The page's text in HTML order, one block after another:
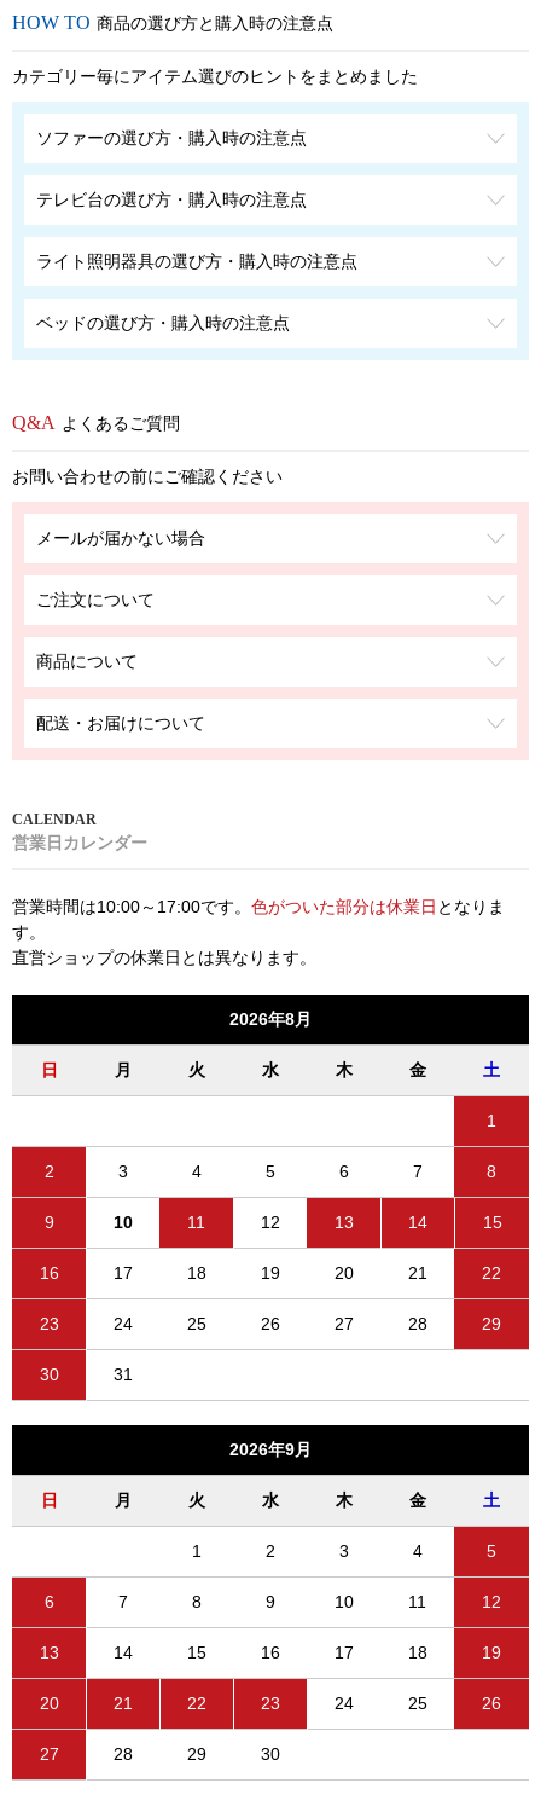
商品の選び方と購入時の注意点
カテゴリー毎にアイテム選びのヒントをまとめました
ソファーの選び方・購入時の注意点
テレビ台の選び方・購入時の注意点
ライト照明器具の選び方・購入時の注意点
ベッドの選び方・購入時の注意点
よくあるご質問
お問い合わせの前にご確認ください
メールが届かない場合
ご注文について
商品について
配送・お届けについて
営業日カレンダー
営業時間は10:00～17:00です。 色がついた部分は休業日 となりま
す。
直営ショップの休業日とは異なります。
2026年8月
日 月 火 水 木 金 土
1
2 3 4 5 6 7 8
9 10 11 12 13 14 15
16 17 18 19 20 21 22
23 24 25 26 27 28 29
30 31
2026年9月
日 月 火 水 木 金 土
1 2 3 4 5
6 7 8 9 10 11 12
13 14 15 16 17 18 19
20 21 22 23 24 25 26
27 28 29 30